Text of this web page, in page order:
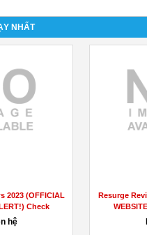
NHẤT
Transform Your Body with
Ketocharge: Solution for Fat Loss
next